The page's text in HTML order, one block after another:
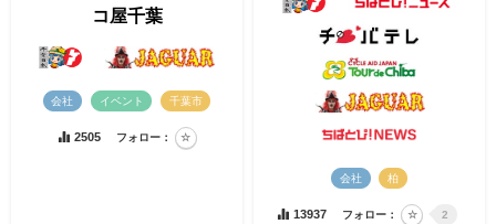
コ屋千葉
会社 イベント 千葉市
2505 フォロー：
会社 柏
13937 フォロー： 2